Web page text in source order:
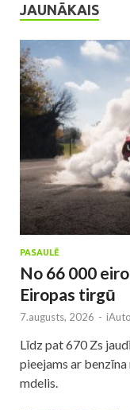
JAUNĀKAIS
PASAULĒ
No 66 000
Eiropas tirgū
7.augusts, 2026 -
Līdz pat 670 Zs
pieejams ar
mdelis.